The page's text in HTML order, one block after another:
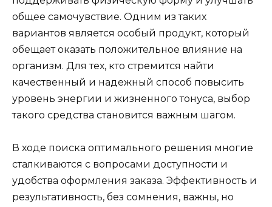
общее самочувствие. Одним из таких
вариантов является особый продукт, который
обещает оказать положительное влияние на
организм. Для тех, кто стремится найти
качественный и надежный способ повысить
уровень энергии и жизненного тонуса, выбор
такого средства становится важным шагом.
В ходе поиска оптимального решения многие
сталкиваются с вопросами доступности и
удобства оформления заказа. Эффективность и
результативность, без сомнения, важны, но